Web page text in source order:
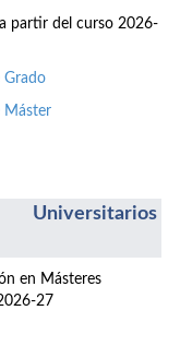
partir del curso 2026-
Grado
Máster
Universitarios
en Másteres
27